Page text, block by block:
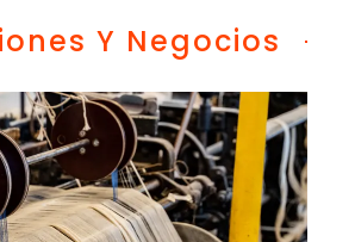
Y Negocios